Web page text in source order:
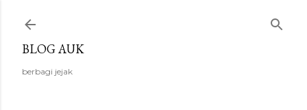
BLOG AUK
berbagi jejak